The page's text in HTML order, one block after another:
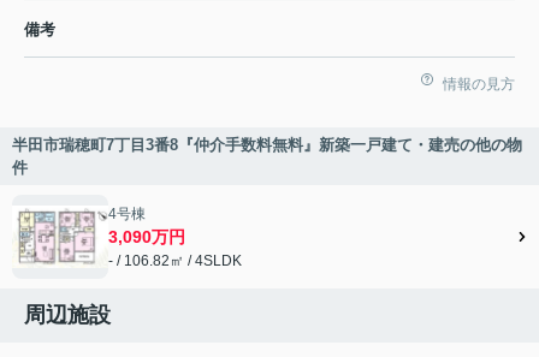
備考
情報の見方
半田市瑞穂町7丁目3番8『仲介手数料無料』新築一戸建て・建売の他の物
件
4号棟
3,090万円
- / 106.82㎡ / 4SLDK
周辺施設